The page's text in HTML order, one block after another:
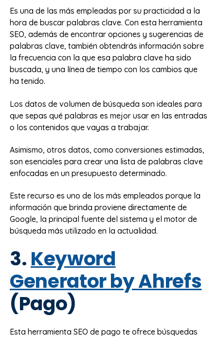
Es una de las más empleadas por su practicidad a la
hora de buscar palabras clave. Con esta herramienta
SEO, además de encontrar opciones y sugerencias de
palabras clave, también obtendrás información sobre
la frecuencia con la que esa palabra clave ha sido
buscada, y una línea de tiempo con los cambios que
ha tenido.
Los datos de volumen de búsqueda son ideales para
que sepas qué palabras es mejor usar en las entradas
o los contenidos que vayas a trabajar.
Asimismo, otros datos, como conversiones estimadas,
son esenciales para crear una lista de palabras clave
enfocadas en un presupuesto determinado.
Este recurso es uno de los más empleados porque la
información que brinda proviene directamente de
Google, la principal fuente del sistema y el motor de
búsqueda más utilizado en la actualidad.
3. Keyword
Generator by Ahrefs
(Pago)
Esta herramienta SEO de pago te ofrece búsquedas